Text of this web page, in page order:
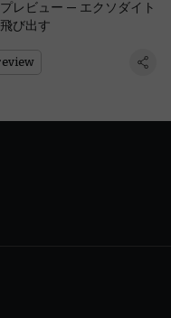
レビュー — エクソダイト
び出す